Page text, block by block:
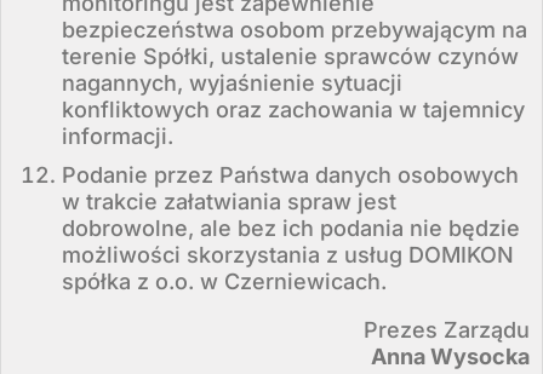
bezpieczeństwa osobom przebywającym na
terenie Spółki, ustalenie sprawców czynów
nagannych, wyjaśnienie sytuacji
konfliktowych oraz zachowania w tajemnicy
informacji.
Podanie przez Państwa danych osobowych
w trakcie załatwiania spraw jest
dobrowolne, ale bez ich podania nie będzie
możliwości skorzystania z usług DOMIKON
spółka z o.o. w Czerniewicach.
Prezes Zarządu
Anna Wysocka